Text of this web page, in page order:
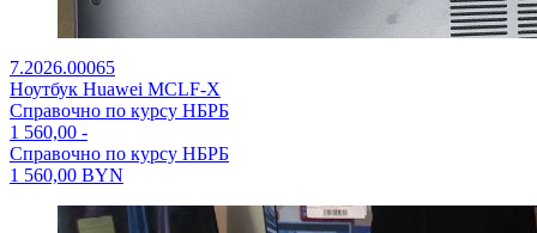
7.2026.00065
Ноутбук Huawei MCLF-X
Справочно по курсу НБРБ
1 560,00 -
Справочно по курсу НБРБ
1 560,00 BYN